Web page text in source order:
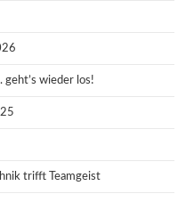
wieder los!
trifft Teamgeist